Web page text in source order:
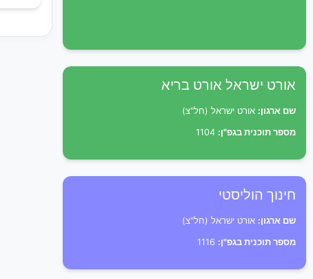
אורט ישראל אורט בריא
שם ארגון: אורט ישראל (חל"צ)
מספר תוכנית בגפ"ן:
חינוך הוליסטי
שם ארגון: אורט ישראל (חל"צ)
מספר תוכנית בגפ"ן: